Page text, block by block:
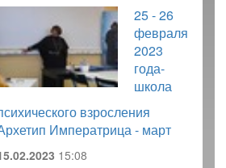
25 - 26
февраля
2023
года-
школа
взросления
Императрица - март
15:08